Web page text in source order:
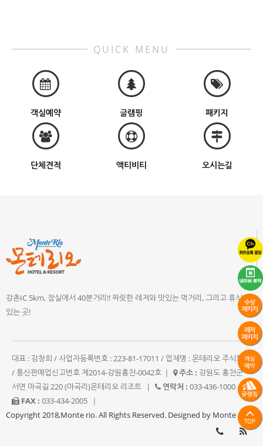
QUICK MENU
객실예약 글램핑 패키지
단체견적 액티비티 오시는길
강촌IC 5km, 잠실에서 40분거리!! 짜릿한 레져와 맛있는 먹거리, 그리고 휴식이
있는 곳!
대표 : 강창희 / 사업자등록번호 : 223-81-17011 / 업체명 : 몬테리오 주식회사
/ 통신판매업신고번호 제2014-강원홍천-0042호 | 주소 : 강원도 홍천군
서면 마곡길 220 (마곡리)몬테리오 리조트
| 연락처 : 033-436-1000
|
FAX : 033-434-2005
|
Copyright 2018,Monte rio. All Rights Reserved. Designed by Monte rio.